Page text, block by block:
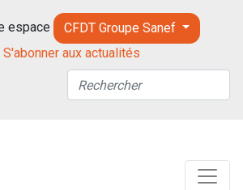
espace
CFDT Groupe Sanef
S'abonner aux actualités